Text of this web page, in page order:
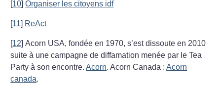
[10]Organiser les citoyens idf
[11] ReAct
[12]Acorn USA, fondée en 1970, s’est dissouteen 2010
suite à une campagne de diffamation menée par le Tea
Party à son encontre.Acorn. Acorn Canada :Acorn
canada.